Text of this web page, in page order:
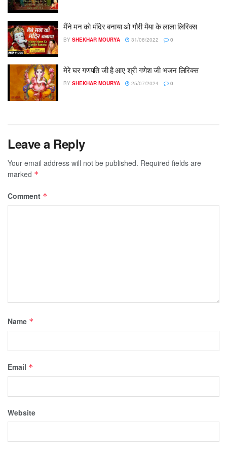
मैंने मन को मंदिर बनाया ओ गौरी मैया के लाला लिरिक्स
BY SHEKHAR MOURYA 31/08/2022 0
मेरे घर गणपति जी है आए श्री गणेश जी भजन लिरिक्स
BY SHEKHAR MOURYA 25/07/2024 0
Leave a Reply
Your email address will not be published. Required fields are
marked *
Comment *
Name *
Email *
Website